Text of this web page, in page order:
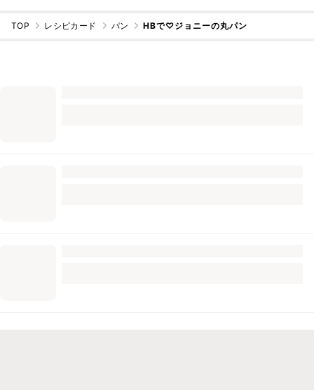
TOP レシピカード パン HBで♡ジョニーの丸パン